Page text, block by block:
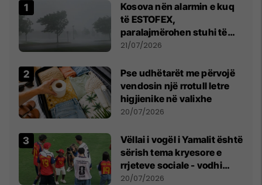
Kosova nën alarmin e kuq
të ESTOFEX,
paralajmërohen stuhi të
fuqishme me breshër dhe
21/07/2026
Pse udhëtarët me përvojë
vendosin një rrotull letre
higjienike në valixhe
20/07/2026
Vëllai i vogël i Yamalit është
sërish tema kryesore e
rrjeteve sociale - vodhi
vëmendjen pas finales së
20/07/2026